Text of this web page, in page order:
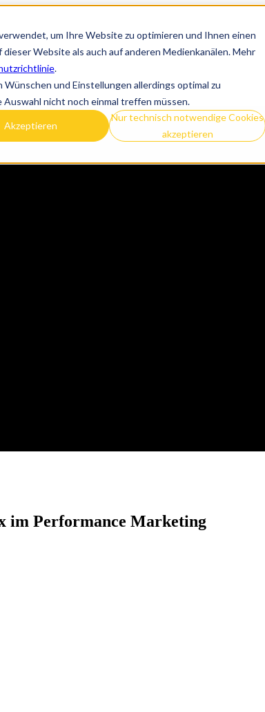
um Ihre Website zu optimieren und Ihnen einen
Website als auch auf anderen Medienkanälen. Mehr
.
und Einstellungen allerdings optimal zu
nicht noch einmal treffen müssen.
Akzeptieren
Nur technisch notwendige Cookies
akzeptieren
im Performance Marketing